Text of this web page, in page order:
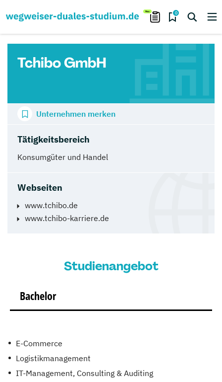
0
Tchibo GmbH
Tätigkeitsbereich
Konsumgüter und Handel
Webseiten
www.tchibo.de
www.tchibo-karriere.de
Unternehmen merken
Studienangebot
Bachelor
E-Commerce
Logistikmanagement
IT-Management, Consulting & Auditing